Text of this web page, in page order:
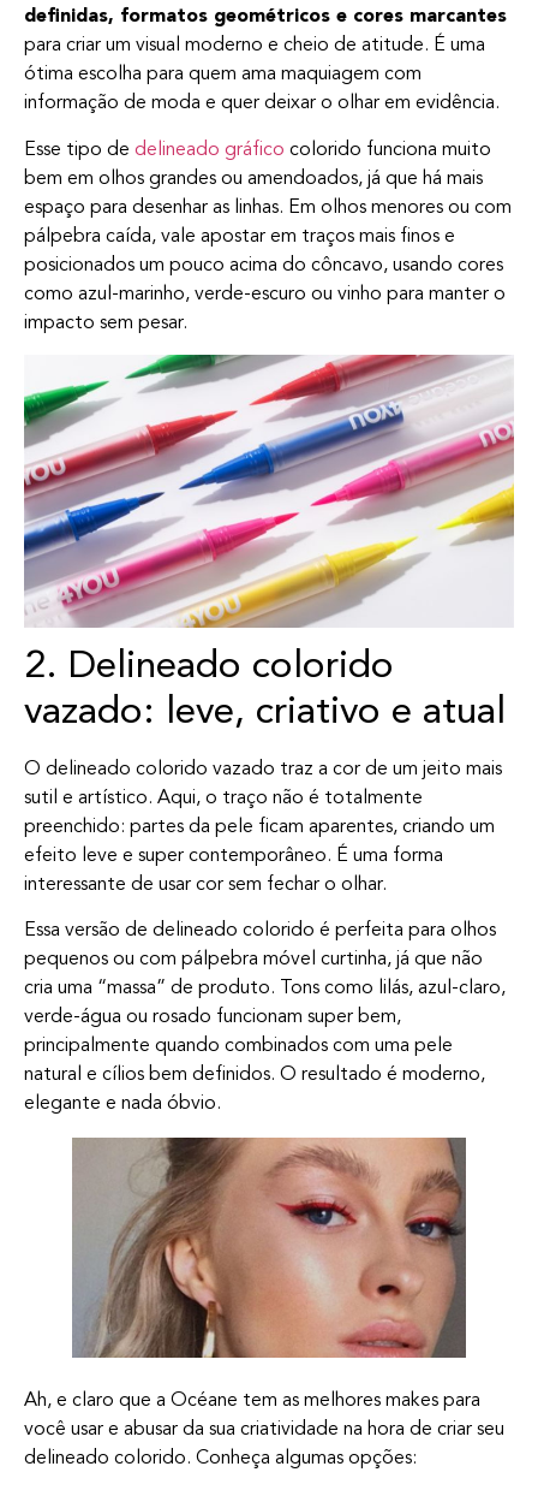
definidas, formatos geométricos e cores marcantes
para criar um visual moderno e cheio de atitude. É uma
ótima escolha para quem ama maquiagem com
informação de moda e quer deixar o olhar em evidência.
Esse tipo de delineado gráfico colorido funciona muito
bem em olhos grandes ou amendoados, já que há mais
espaço para desenhar as linhas. Em olhos menores ou com
pálpebra caída, vale apostar em traços mais finos e
posicionados um pouco acima do côncavo, usando cores
como azul-marinho, verde-escuro ou vinho para manter o
impacto sem pesar.
2. Delineado colorido
vazado: leve, criativo e atual
O delineado colorido vazado traz a cor de um jeito mais
sutil e artístico. Aqui, o traço não é totalmente
preenchido: partes da pele ficam aparentes, criando um
efeito leve e super contemporâneo. É uma forma
interessante de usar cor sem fechar o olhar.
Essa versão de delineado colorido é perfeita para olhos
pequenos ou com pálpebra móvel curtinha, já que não
cria uma “massa” de produto. Tons como lilás, azul-claro,
verde-água ou rosado funcionam super bem,
principalmente quando combinados com uma pele
natural e cílios bem definidos. O resultado é moderno,
elegante e nada óbvio.
Ah, e claro que a Océane tem as melhores makes para
você usar e abusar da sua criatividade na hora de criar seu
delineado colorido. Conheça algumas opções: